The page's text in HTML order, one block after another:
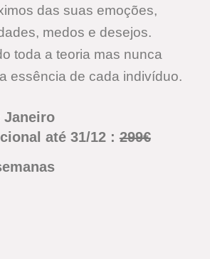
das suas emoções,
medos e desejos.
toda a teoria mas nunca
essência de cada indivíduo.
Janeiro
até 31/12 : 299€